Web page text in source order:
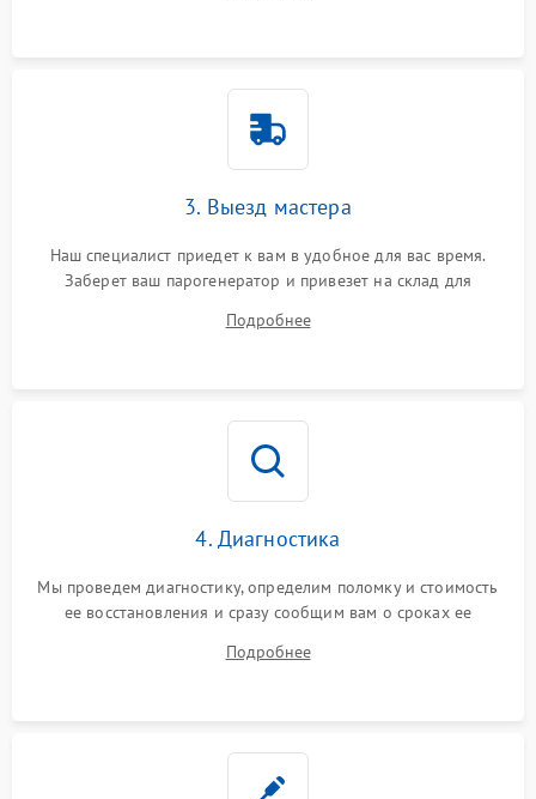
3. Выезд мастера
Наш специалист приедет к вам в удобное для вас время.
Заберет ваш парогенератор и привезет на склад для
Подробнее
4. Диагностика
Мы проведем диагностику, определим поломку и стоимость
ее восстановления и сразу сообщим вам о сроках ее
Подробнее